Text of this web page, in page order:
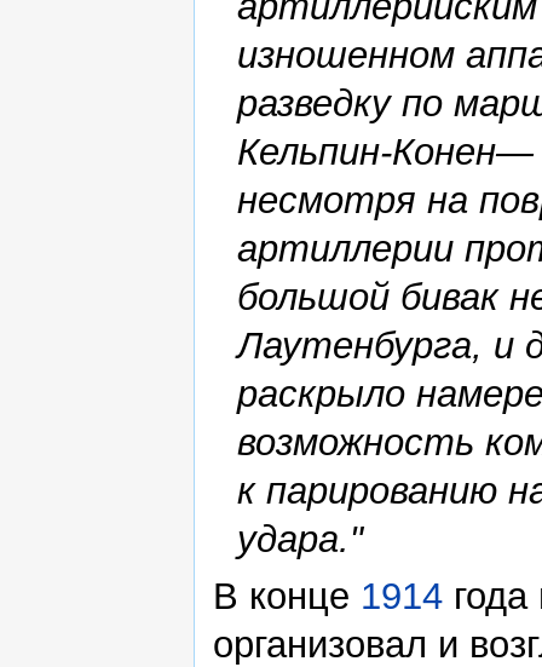
изношенном
разведку по
Кельпин-
несмотря на
артиллерии
большой бивак
Лаутенбурга, и
раскрыло
возможность
к парированию
удара."
В конце 1914
организовал и